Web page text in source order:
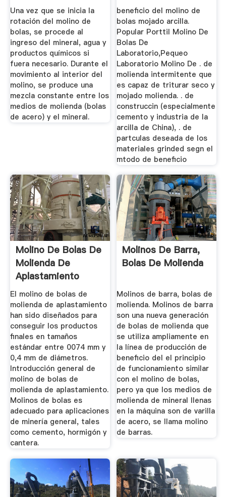
Una vez que se inicia la
rotación del molino de
bolas, se procede al
ingreso del mineral, agua y
productos químicos si
fuera necesario. Durante el
movimiento al interior del
molino, se produce una
mezcla constante entre los
medios de molienda (bolas
de acero) y el mineral.
beneficio del molino de
bolas mojado arcilla.
Popular Porttil Molino De
Bolas De
Laboratorio,Pequeo
Laboratorio Molino De . de
molienda intermitente que
es capaz de triturar seco y
mojado molienda. . de
construccin (especialmente
cemento y industria de la
arcilla de China), . de
partculas deseada de los
materiales grinded segn el
mtodo de beneficio
Molino De Bolas De
Molienda De
Aplastamiento
El molino de bolas de
molienda de aplastamiento
han sido diseñados para
conseguir los productos
finales en tamaños
estándar entre 0074 mm y
0,4 mm de diámetros.
Introducción general de
molino de bolas de
molienda de aplastamiento.
Molinos de bolas es
adecuado para aplicaciones
de minería general, tales
como cemento, hormigón y
cantera.
Molinos De Barra,
Bolas De Molienda
Molinos de barra, bolas de
molienda. Molinos de barra
son una nueva generación
de bolas de molienda que
se utiliza ampliamente en
la línea de producción de
beneficio del el principio
de funcionamiento similar
con el molino de bolas,
pero ya que los medios de
molienda de mineral llenas
en la máquina son de varilla
de acero, se llama molino
de barras.